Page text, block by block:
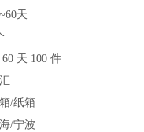
天
天 100 件
/纸箱
/宁波